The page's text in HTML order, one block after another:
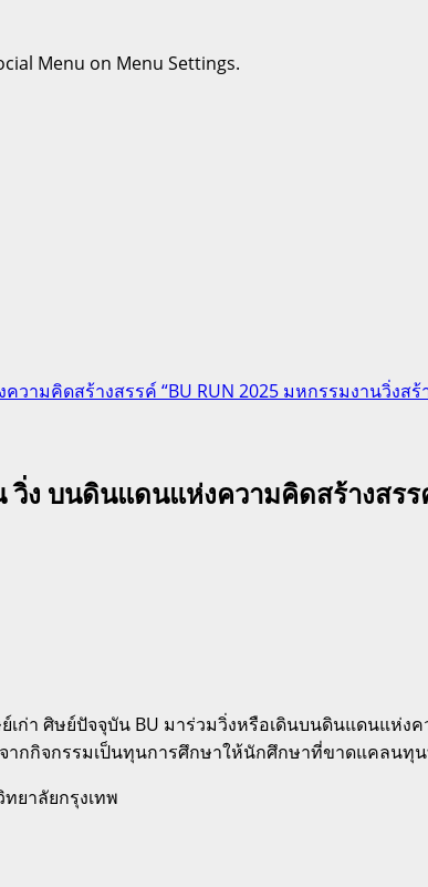
Menu on Menu Settings.
ามคิดสร้างสรรค์ “BU RUN 2025 มหกรรมงานวิ่งสร้
ง บนดินแดนแห่งความคิดสร้างสรร
ก่า ศิษย์ปัจจุบัน BU มาร่วมวิ่งหรือเดินบนดินแดนแห่
ากกิจกรรมเป็นทุนการศึกษาให้นักศึกษาที่ขาดแคลนทุ
ยาลัยกรุงเทพ